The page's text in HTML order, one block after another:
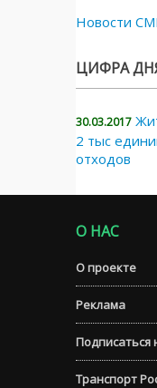
Новости
ЦИФРА
30.03.2017
2 тыс
отходов
О НАС
О проекте
Реклама
Подписаться
Транспорт